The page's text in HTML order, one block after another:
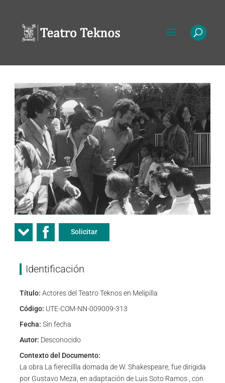
Solicitar
Identificación
Título: Actores del Teatro Teknos en Melipilla
Código: UTE-COM-NN-009009-313
Fecha: Sin fecha
Autor: Desconocido
Contexto del Documento:
La obra La fierecillla domada de W. Shakespeare, fue dirigida
por Gustavo Meza, en adaptación de Luis Soto Ramos , con